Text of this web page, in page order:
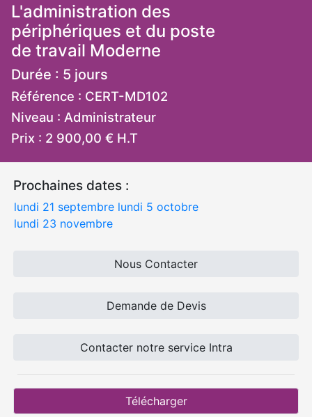
L'administration des
périphériques et du poste
de travail Moderne
Durée : 5 jours
Référence : CERT-MD102
Niveau : Administrateur
Prix : 2 900,00 € H.T
Prochaines dates :
lundi 21 septembre lundi 5 octobre
lundi 23 novembre
Nous Contacter
Demande de Devis
Contacter notre service Intra
Télécharger